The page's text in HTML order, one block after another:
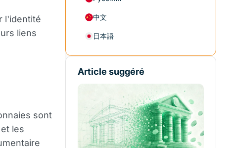
l'identité
liens
sont
les
中文
日本語
Article suggéré